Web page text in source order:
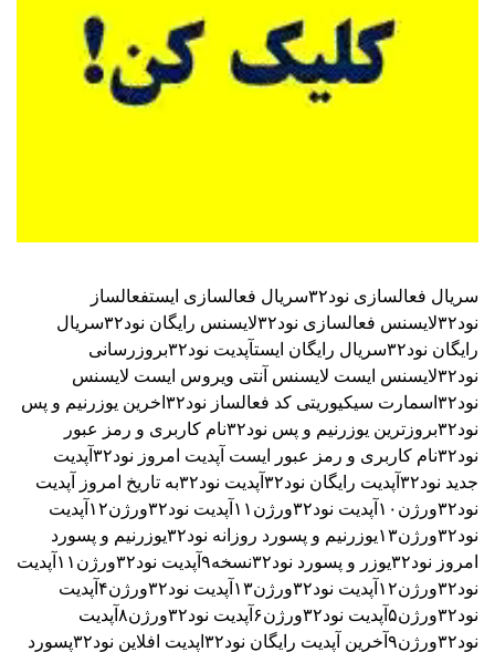
سریال فعالسازی نود۳۲ سریال فعالسازی ایستفعالساز
نود۳۲
لایسنس فعالسازی نود۳۲ لایسنس رایگان نود۳۲
سریال
رایگان نود۳۲
سریال رایگان ایستآپدیت نود۳۲
بروزرسانی
نود۳۲
لایسنس ایست لایسنس آنتی ویروس ایست لایسنس
نود۳۲اسمارت سیکیوریتی
کد فعالساز نود۳۲
اخرین یوزرنیم و پس
نود۳۲
بروزترین یوزرنیم و پس نود۳۲
نام کاربری و رمز عبور
نود۳۲
نام کاربری و رمز عبور ایست آپدیت امروز نود۳۲
آپدیت
جدید نود۳۲
آپدیت رایگان نود۳۲ آپدیت نود۳۲به تاریخ امروز
آپدیت
نود۳۲ورژن۱۰
آپدیت نود۳۲ورژن۱۱ آپدیت نود۳۲ورژن۱۲
آپدیت
نود۳۲ورژن۱۳
یوزرنیم و پسورد روزانه نود۳۲
یوزرنیم و پسورد
امروز نود۳۲
یوزر و پسورد نود۳۲نسخه۹ آپدیت نود۳۲ورژن۱۱
آپدیت
نود۳۲ورژن۱۲
آپدیت نود۳۲ورژن۱۳ آپدیت نود۳۲ورژن۴
آپدیت
نود۳۲ورژن۵
آپدیت نود۳۲ورژن۶ آپدیت نود۳۲ورژن۸
آپدیت
نود۳۲ورژن۹
آخرین آپدیت رایگان نود۳۲ اپدیت افلاین نود۳۲
پسورد